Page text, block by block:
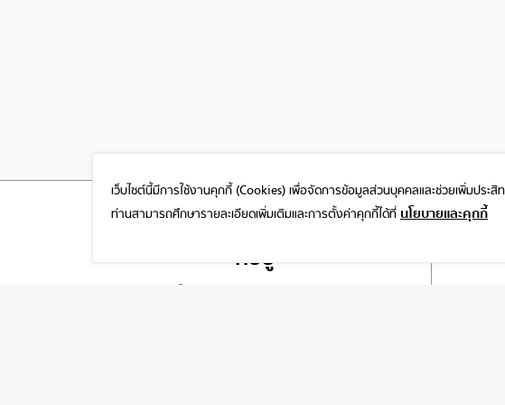
ที่อยู่
เว็บไซต์นี้มีการใช้งานคุกกี้ (Cookies)เพื่อจัดการข้อมูลส่วนบุคคลและช่วยเพิ่มประสิ
ท่านสามารถศึกษารายละเอียดเพิ่มเติมและการตั้งค่าคุกกี้ได้ที่นโยบายและคุกกี้